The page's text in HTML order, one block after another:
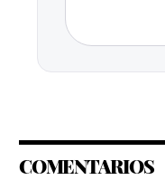
COMENTARIOS